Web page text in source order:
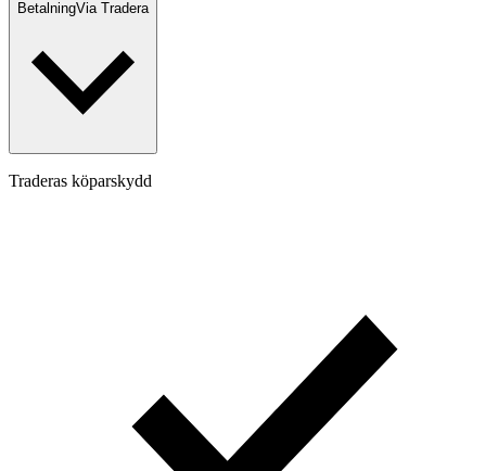
BetalningVia Tradera
Traderas köparskydd